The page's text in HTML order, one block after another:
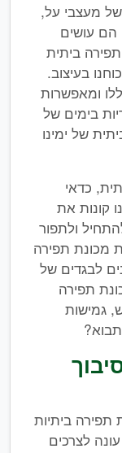
של מעצבי על,
עושים
ביתית
בעיצוב.
ומאפשרות
בימים של
של ימינו
כדאי
קונות את
ולתפור
מכונת תפירה
לבגדים של
תפירה
גמישות
תפירה ביתיות
לצרכים